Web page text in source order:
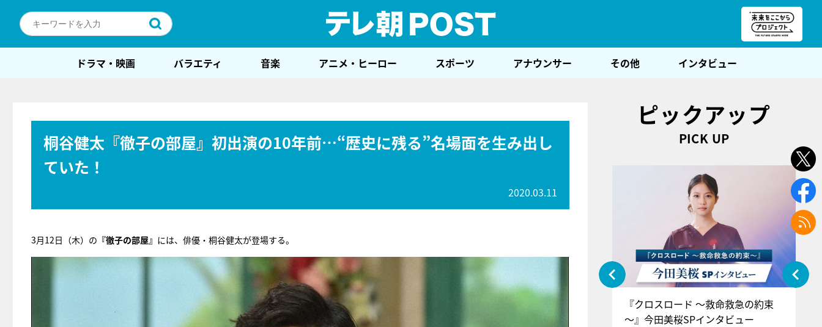
ドラマ・映画 バラエティ 音楽 アニメ・ヒーロー スポーツ アナウンサー その他 インタビュー
桐谷健太『徹子の部屋』初出演の10年前…“歴史に残る”名場面を生み出し
ていた！
2020.03.11
3月12日（木）の 『徹子の部屋』 には、俳優・桐谷健太が登場する。
ピックアップ
PICK UP
『アイ＝ラブ！げーみんぐ』＝LOV
E齋藤樹愛羅＆佐々木舞香SPインタ
『クロスロード ～救命救急の約束
～』今田美桜SPインタビュー